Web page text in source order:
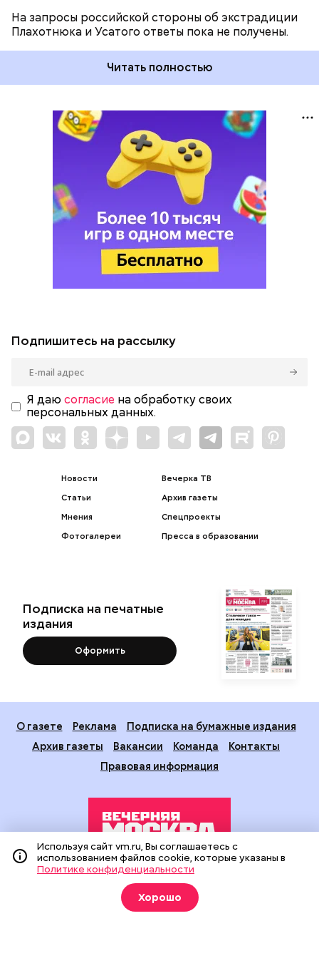
На запросы российской стороны об экстрадиции
Плахотнюка и Усатого ответы пока не получены.
Читать полностью
Подпишитесь на рассылку
Я даю согласие на обработку своих
персональных данных.
Новости
Статьи
Мнения
Фотогалереи
Вечерка ТВ
Архив газеты
Спецпроекты
Пресса в образовании
Подписка на печатные
издания
Оформить
О газете Реклама
Подписка на бумажные издания
Архив газеты
Вакансии Команда
Контакты
Правовая информация
Издание создано при финансовой поддержке Департамента
средств массовой информации и рекламы города Москвы.
На сайте применяются рекомендательные технологии
(информационные технологии предоставления информации
Используя сайт vm.ru, Вы соглашаетесь с
использованием файлов cookie, которые указаны в
Политике конфиденциальности
Хорошо